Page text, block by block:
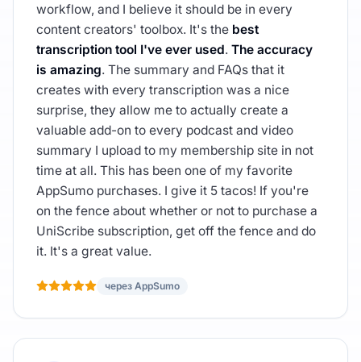
workflow, and I believe it should be in every
content creators' toolbox. It's the best
transcription tool I've ever used. The accuracy
is amazing. The summary and FAQs that it
creates with every transcription was a nice
surprise, they allow me to actually create a
valuable add-on to every podcast and video
summary I upload to my membership site in not
time at all. This has been one of my favorite
AppSumo purchases. I give it 5 tacos! If you're
on the fence about whether or not to purchase a
UniScribe subscription, get off the fence and do
it. It's a great value.
через AppSumo